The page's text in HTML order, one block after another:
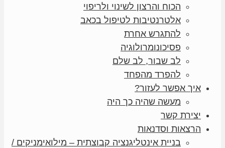
הכוח והרצון לשינוי ולריפוי
אלטרנטיבות לטיפול בכאב
להתגרש אחרת
פסיכונומרולוגיה
לב שבור, לב שלם
להפרד מהפחד
איך אפשר לעזור?
מעשה שהיה כך היה
יצירת קשר
הרצאות וסדנאות
בניית אינטליגנציה קבוצתית – מילואימניקים /